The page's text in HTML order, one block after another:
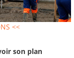
<<
son plan